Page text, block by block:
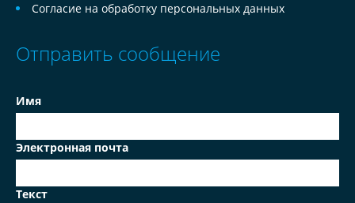
Согласие на обработку персональных данных
Отправить сообщение
Имя
Электронная почта
Текст